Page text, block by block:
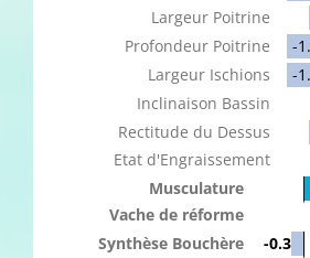
Largeur Poitrine
Profondeur Poitrine
-
Largeur Ischions
-
Inclinaison Bassin
Rectitude du Dessus
Etat d'Engraissement
Musculature
Vache de réforme
Synthèse Bouchère
-0.3